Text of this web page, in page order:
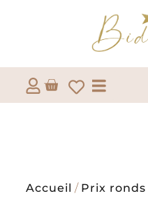
Accueil / Prix ronds